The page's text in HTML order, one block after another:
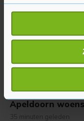
Als u het toestaat,
Informatie
locatie, die tot
Uw apparaat
scannen op
Lees meer over hoe
verwerkt en stel uw
U kunt uw
intrekken in de
Volgende week
en maxima van
Politie verrast
Apeldoorn
35 minuten geleden